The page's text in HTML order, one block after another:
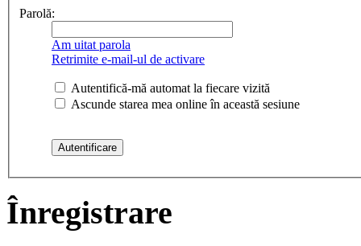
Parolă:
Am uitat parola
Retrimite e-mail-ul de activare
Autentifică-mă automat la fiecare vizită
Ascunde starea mea online în această sesiune
Înregistrare